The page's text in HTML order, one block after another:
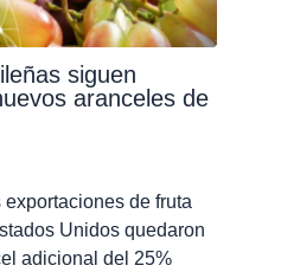
siguen
aranceles de
exportaciones de fruta
Unidos quedaron
adicional del 25%